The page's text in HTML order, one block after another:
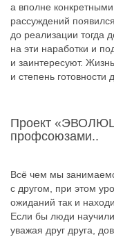
а вполне
рассуждений
до реализации тогда
на эти наработки и
и заинтересуют.
и степень готовности
Проект
профсоюзами..
Всё чем мы
с другом, при этом
ожиданий так и
Если бы люди
уважая друг друга,